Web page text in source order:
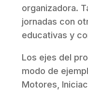
organizadora.
jornadas con
educativas y
Los ejes del
modo de
Motores,